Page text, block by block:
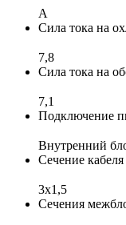
A
Сила тока на
7,8
Сила тока на
7,1
Подключение
Внутренний
Сечение
3x1,5
Сечения